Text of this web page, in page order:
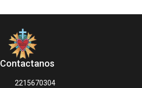
Contactanos
2215670304